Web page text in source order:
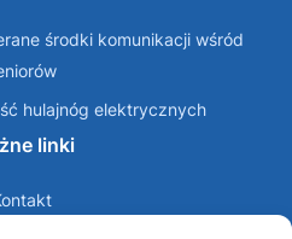
środki komunikacji wśród
hulajnóg elektrycznych
linki